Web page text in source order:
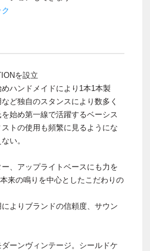
を設立
ハンドメイドにより1本1本製
ど独自のスタンスにより数多く
始め第一線で活躍するベーシス
トの使用も頻繁に見るようにな
い。
、アップライトベースにも力を
来の鳴りを中心としたこだわりの
よりブランドの信頼度、サウン
ーンヴィンテージ。シールドケ